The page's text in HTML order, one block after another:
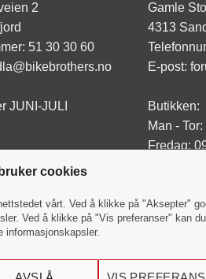
cookies
vårt. Ved å klikke på "Aksepter"
Ved å klikke på "Vis preferanser" kan du
informasjonskapsler.
2
51 30 30 60
JUNI-JULI
17:00
Gamle
4313
E-post:
Butikken:
Man -
Fredag:
Lørdag:
Verksted:
Man -
Fredag:
Lørdag: